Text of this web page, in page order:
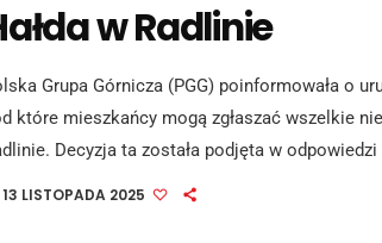
w Radlinie
Grupa Górnicza (PGG) poinformowała o
które mieszkańcy mogą zgłaszać wszelkie
Decyzja ta została podjęta w
od dłuższego czasu zwracała uwagę na
13 LISTOPADA 2025